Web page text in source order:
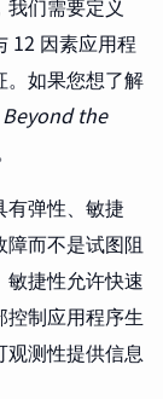
们需要定义
12 因素应用程
。如果您想了解
Beyond the
有弹性、敏捷
而不是试图阻
捷性允许快速
制应用程序生
测性提供信息